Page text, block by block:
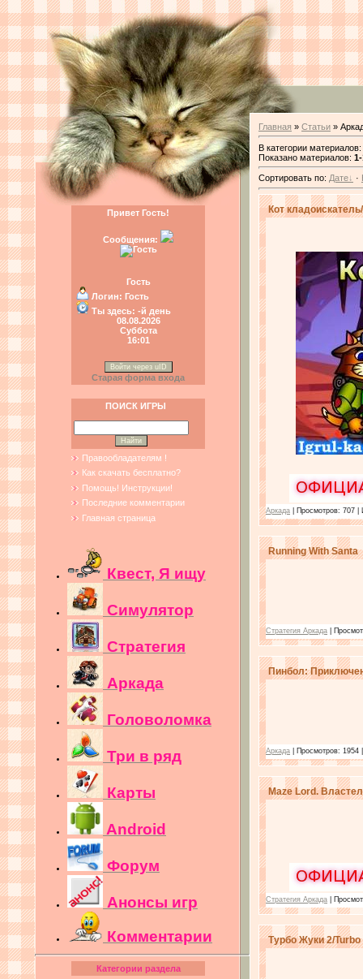
Привет Гость!
Сообщения:
Гость
Логин: Гость
Ты здесь: -й день
08.08.2026
Суббота
16:01
Войти через uID
Старая форма входа
ПОИСК ИГРЫ
Правообладателям !
Как скачать бесплатно?
Помощь! Инструкции!
Последние комментарии
Главная страница
Квест, Я ищу
Симулятор
Стратегия
Аркада
Головоломка
Три в ряд
Карты
Android
Форум
Анонсы игр
Комментарии
Категории раздела
Главная » Статьи »
В категории материалов:
Показано материалов:
Сортировать по: Дате ·
Кот
Аркада | Просмотров: 707 |
Running With Santa
Стратегия Аркада |
Пинбол:
Аркада | Просмотров: 1954
Maze Lord.
Стратегия Аркада |
Турбо Жуки 2/Turbo